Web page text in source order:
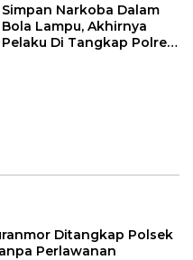
Simpan Narkoba Dalam
Bola Lampu, Akhirnya
Pelaku Di Tangkap Polres
Ditangkap Polsek
Perlawanan